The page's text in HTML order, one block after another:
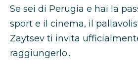
Se sei di Perugia e hai la
sport e il cinema, il
Zaytsev ti invita
raggiungerlo...